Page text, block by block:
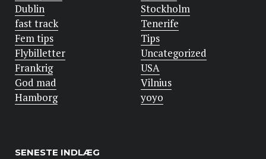
Dublin
fast track
Fem tips
Flybilletter
Frankrig
God mad
Hamborg
Stockholm
Tenerife
Tips
Uncategorized
USA
Vilnius
yoyo
SENESTE INDLÆG